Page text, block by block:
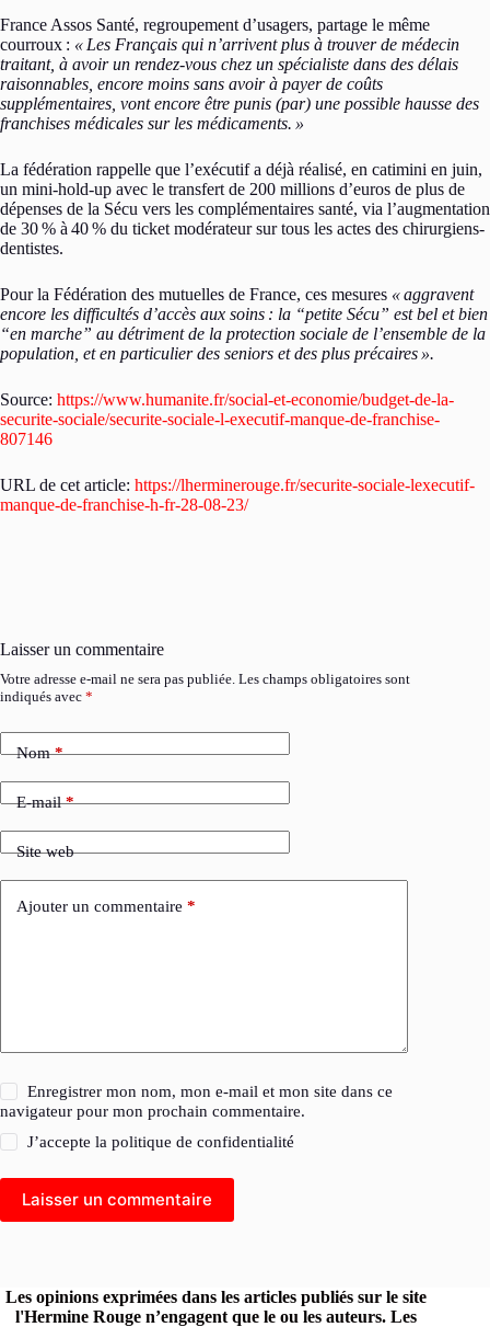
France Assos Santé, regroupement d’usagers, partage le même
courroux : « Les Français qui n’arrivent plus à trouver de médecin
traitant, à avoir un rendez-vous chez un spécialiste dans des délais
raisonnables, encore moins sans avoir à payer de coûts
supplémentaires, vont encore être punis (par) une possible hausse des
franchises médicales sur les médicaments. »
La fédération rappelle que l’exécutif a déjà réalisé, en catimini en juin,
un mini-hold-up avec le transfert de 200 millions d’euros de plus de
dépenses de la Sécu vers les complémentaires santé, via l’augmentation
de 30 % à 40 % du ticket modérateur sur tous les actes des chirurgiens-
dentistes.
Pour la Fédération des mutuelles de France, ces mesures « aggravent
encore les difficultés d’accès aux soins : la “petite Sécu” est bel et bien
“en marche” au détriment de la protection sociale de l’ensemble de la
population, et en particulier des seniors et des plus précaires ».
Source: https://www.humanite.fr/social-et-economie/budget-de-la-
securite-sociale/securite-sociale-l-executif-manque-de-franchise-
807146
URL de cet article: https://lherminerouge.fr/securite-sociale-lexecutif-
manque-de-franchise-h-fr-28-08-23/
Laisser un commentaire
Votre adresse e-mail ne sera pas publiée. Les champs obligatoires sont
indiqués avec *
Nom*
E-mail*
Site web
Ajouter un commentaire *
Enregistrer mon nom, mon e-mail et mon site dans ce
navigateur pour mon prochain commentaire.
J’accepte lapolitique de confidentialité
Laisser un commentaire
Les opinions exprimées dans les articles publiés sur le site
l'Hermine Rouge n’engagent que le ou les auteurs. Les